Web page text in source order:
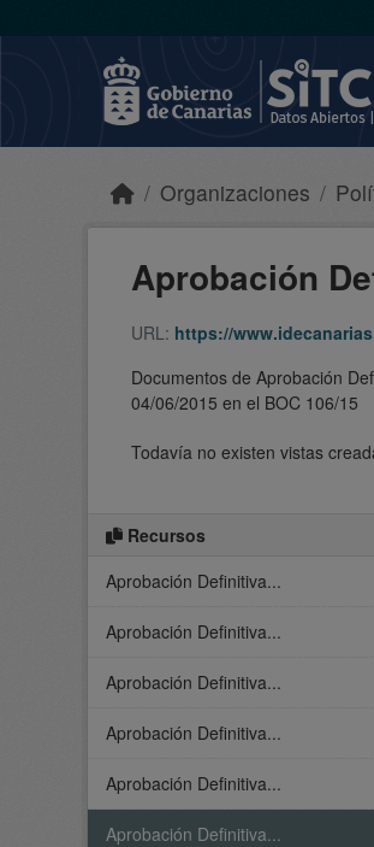
Organizaciones
Aprobación
URL: https://
Documentos de Aprobación
04/06/2015 en el BOC 106/15
Todavía no existen vistas
Recursos
Aprobación Definitiva...
Aprobación Definitiva...
Aprobación Definitiva...
Aprobación Definitiva...
Aprobación Definitiva...
Aprobación Definitiva...